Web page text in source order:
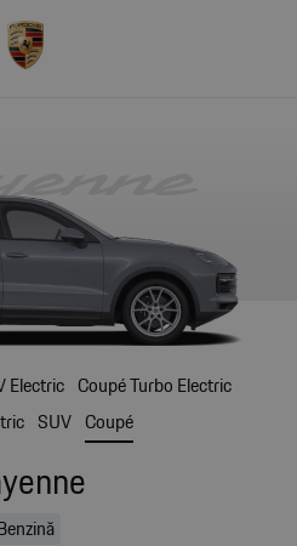
Electric Coupé Turbo Electric
SUV Coupé